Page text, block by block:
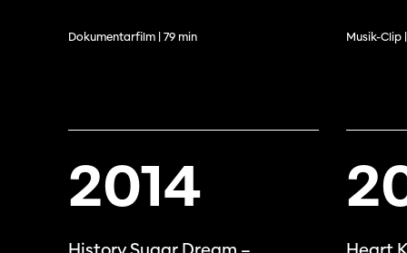
Médias
Dokumentarfilm | 79 min Musik-Clip
2014